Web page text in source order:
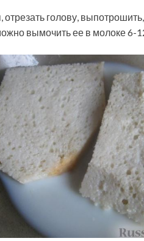
отрезать голову,
вымочить ее в молоке 6-